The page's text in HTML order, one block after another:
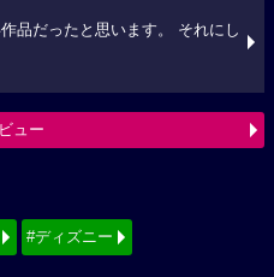
品だったと思います。 それにし
ュー
#ディズニー